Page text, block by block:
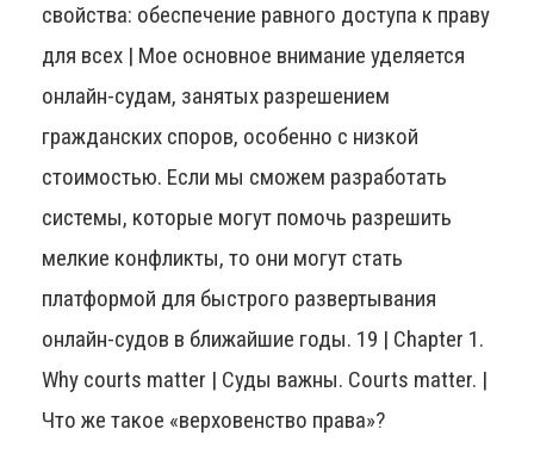
свойства: обеспечение равного доступа к праву
для всех | Мое основное внимание уделяется
онлайн-судам, занятых разрешением
гражданских споров, особенно с низкой
стоимостью. Если мы сможем разработать
системы, которые могут помочь разрешить
мелкие конфликты, то они могут стать
платформой для быстрого развертывания
онлайн-судов в ближайшие годы. 19 | Chapter 1.
Why courts matter | Суды важны. Courts matter. |
Что же такое «верховенство права»?